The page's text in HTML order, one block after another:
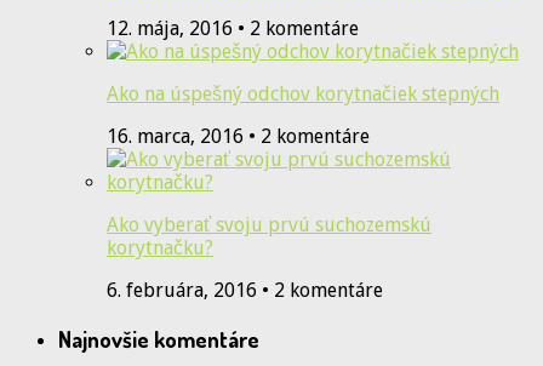
12. mája, 2016 • 2 komentáre
Ako na úspešný odchov korytnačiek stepných
16. marca, 2016 • 2 komentáre
Ako vyberať svoju prvú suchozemskú
korytnačku?
6. februára, 2016 • 2 komentáre
Najnovšie komentáre